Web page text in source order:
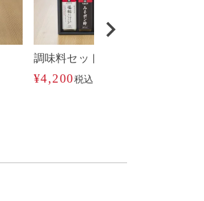
調味料セット（MM817）
¥4,200税込